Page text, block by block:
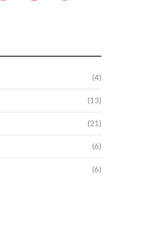
(4)
(13)
(21)
(6)
(6)